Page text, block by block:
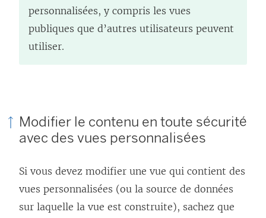
personnalisées, y compris les vues
publiques que d’autres utilisateurs peuvent
utiliser.
Modifier le contenu en toute sécurité
avec des vues personnalisées
Si vous devez modifier une vue qui contient des
vues personnalisées (ou la source de données
sur laquelle la vue est construite), sachez que